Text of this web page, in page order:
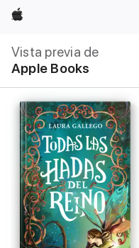
Apple
Vista previa de
Apple Books
local
Abrir
menú